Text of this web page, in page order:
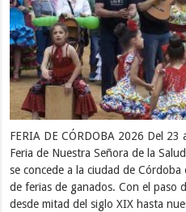
FERIA DE CÓRDOBA 2026 Del
Feria de Nuestra Señora de la
se concede a la ciudad de
de ferias de ganados. Con el paso
desde mitad del siglo XIX hasta